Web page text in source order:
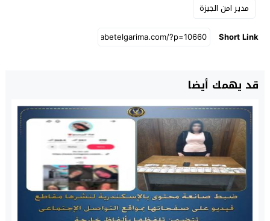
مدير امن الجيزة
Short Link
قد يهمك أيضا